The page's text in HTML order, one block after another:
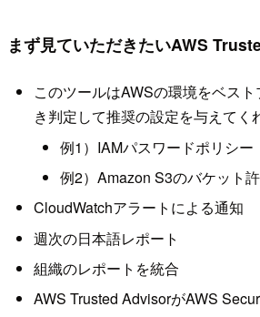
まず見ていただきたいAWS
このツールはAWSの環境をベス
き判定して推奨の設定を与えてく
例1）IAMパスワードポリシー
例2）Amazon S3のバケット
CloudWatchアラートによる通知
週次の日本語レポート
組織のレポートを統合
AWS Trusted AdvisorがAWS